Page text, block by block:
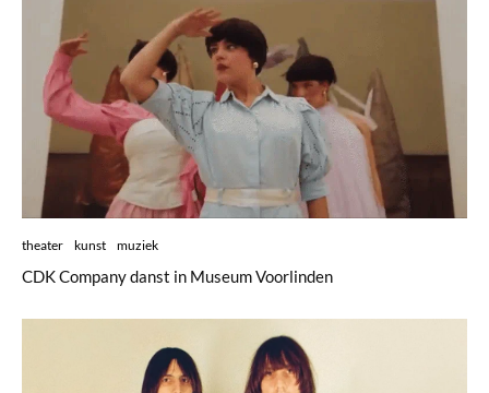
theater kunst muziek
CDK Company danst in Museum Voorlinden